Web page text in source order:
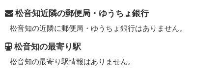
松音知近隣の郵便局・ゆうちょ銀行
松音知の近隣に郵便局・ゆうちょ銀行はありません。
松音知の最寄り駅
松音知の最寄り駅情報はありません。